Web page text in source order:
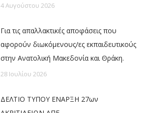
4 Αυγούστου 2026
Για τις απαλλακτικές αποφάσεις που
αφορούν διωκόμενους/ες εκπαιδευτικούς
στην Ανατολική Μακεδονία και Θράκη.
28 Ιουλίου 2026
ΔΕΛΤΙΟ ΤΥΠΟΥ ΕΝΑΡΞΗ 27ων